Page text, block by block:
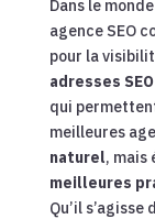
Dans le
agence SEO
pour la
adresses SEO
qui
meilleures
naturel, mais
meilleures
Qu’il